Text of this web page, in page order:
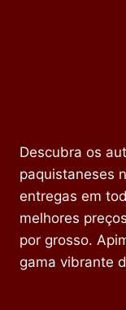
Descubra os
paquistaneses
entregas em
melhores
por grosso.
gama vibrante